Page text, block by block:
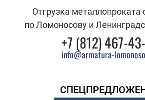
Отгрузка металлопроката
по Ломоносову и
+7 (812) 467-
info@armatura-